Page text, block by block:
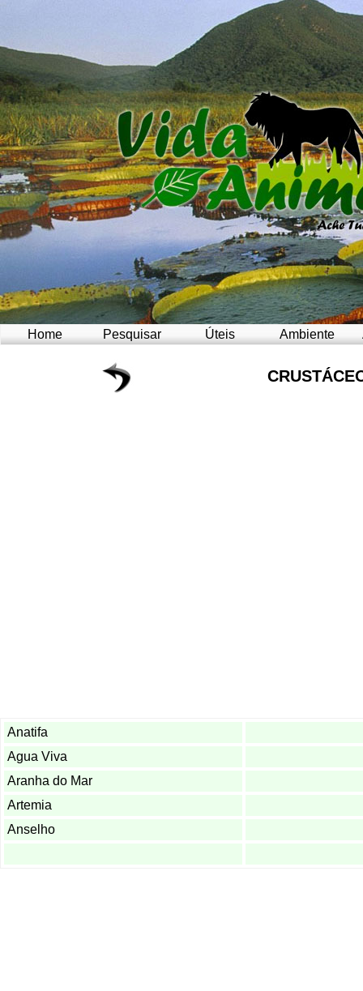
Home Pesquisar Úteis Ambiente
Anatifa
Agua Viva
Aranha do Mar
Artemia
Anselho